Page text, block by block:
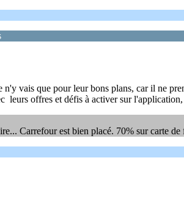
vais que pour leur bons plans, car il ne
offres et défis à activer sur
Carrefour est bien placé. 70% sur carte